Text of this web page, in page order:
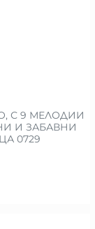
С 9 МЕЛОДИИ
И ЗАБАВНИ
0729